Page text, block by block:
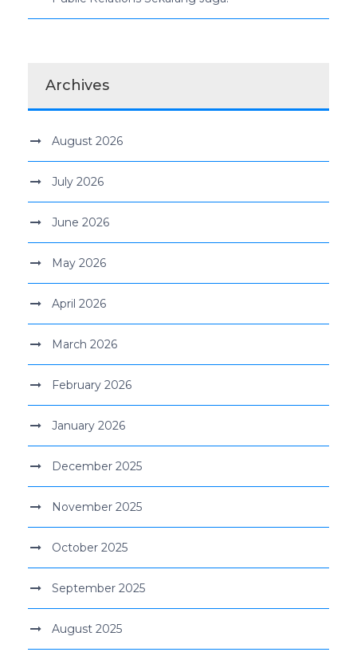
Archives
August 2026
July 2026
June 2026
May 2026
April 2026
March 2026
February 2026
January 2026
December 2025
November 2025
October 2025
September 2025
August 2025